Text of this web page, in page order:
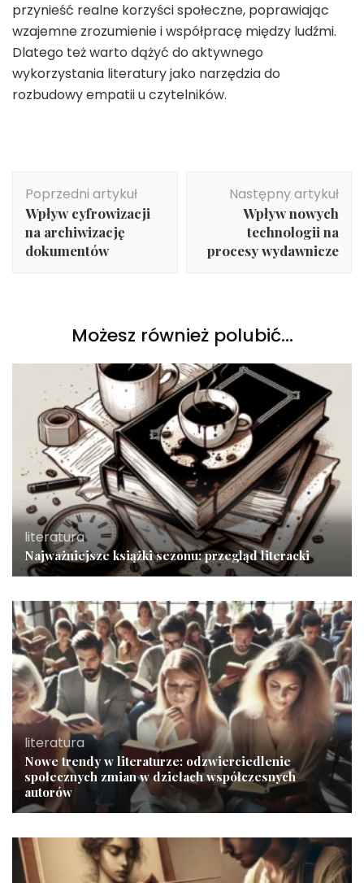
przynieść realne korzyści społeczne, poprawiając
wzajemne zrozumienie i współpracę między ludźmi.
Dlatego też warto dążyć do aktywnego
wykorzystania literatury jako narzędzia do
rozbudowy empatii u czytelników.
wpisu
Poprzedni artykuł
Wpływ cyfrowizacji
na archiwizację
dokumentów
Następny artykuł
Wpływ nowych
technologii na
procesy wydawnicze
Możesz również polubić…
literatura
Najważniejsze książki sezonu: przegląd literacki
literatura
Nowe trendy w literaturze: odzwierciedlenie
społecznych zmian w dziełach współczesnych
autorów